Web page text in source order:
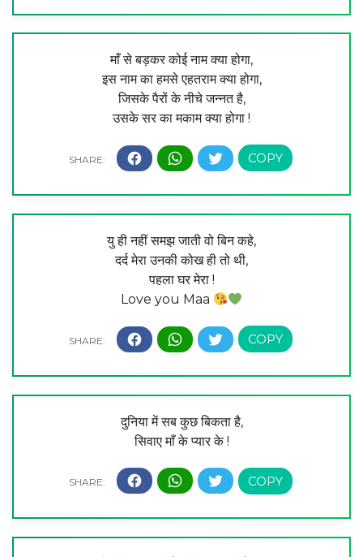
माँ से बड़कर कोई नाम क्या होगा,
इस नाम का हमसे एहतराम क्या होगा,
जिसके पैरों के नीचे जन्नत है,
उसके सर का मकाम क्या होगा !
यु ही नहीं समझ जाती वो बिन कहे,
दर्द मेरा उनकी कोख ही तो थी,
पहला घर मेरा !
Love you Maa
दुनिया में सब कुछ बिकता है,
सिवाए माँ के प्यार के !